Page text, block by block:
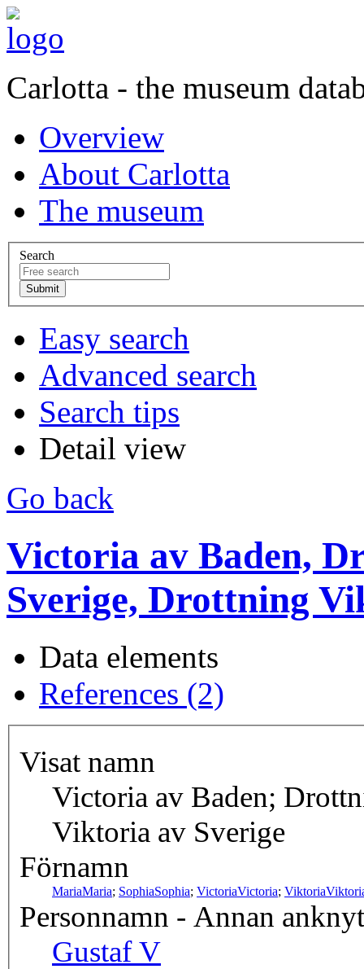
Carlotta - the museum
Overview
About Carlotta
The museum
Search
Easy search
Advanced search
Search tips
Detail view
Go back
Victoria av Baden,
Sverige, Drottning
Data elements
References (2)
Visat namn
Victoria av Baden;
Viktoria av Sverige
Förnamn
MariaMaria; SophiaSophia; VictoriaVictoria; Viktoria
Personnamn - Annan
Gustaf V